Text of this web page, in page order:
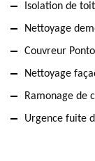
Isolation de
Nettoyage
Couvreur
Nettoyage
Ramonage de
Urgence fuite